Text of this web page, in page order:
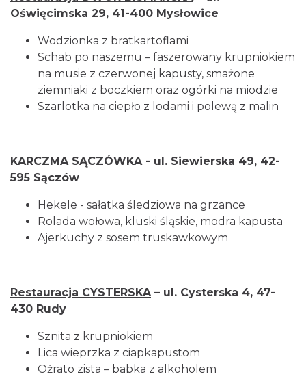
Oświęcimska 29, 41-400 Mysłowice
Wodzionka z bratkartoflami
Schab po naszemu – faszerowany krupniokiem
na musie z czerwonej kapusty, smażone
ziemniaki z boczkiem oraz ogórki na miodzie
Szarlotka na ciepło z lodami i polewą z malin
KARCZMA SĄCZÓWKA- ul. Siewierska 49, 42-
595 Sączów
Hekele - sałatka śledziowa na grzance
Rolada wołowa, kluski śląskie, modra kapusta
Ajerkuchy z sosem truskawkowym
Restauracja CYSTERSKA– ul. Cysterska 4, 47-
430 Rudy
Sznita z krupniokiem
Lica wieprzka z ciapkapustom
Ożrato zista – babka z alkoholem